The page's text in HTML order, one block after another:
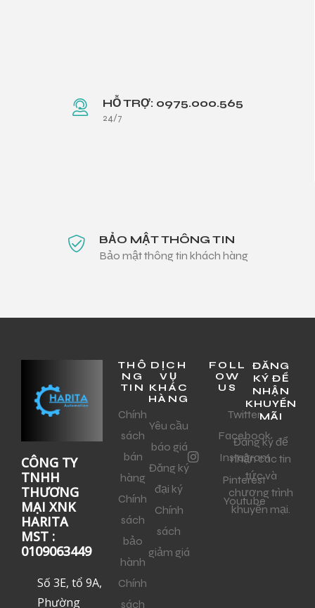
HỖ TRỢ: 0975.000.565
24/7
BẢO MẬT THÔNG TIN
Bảo mật thông tin khách hàng
CÔNG TY
TNHH
THƯƠNG
MẠI XNK
HARITA
MST :
0109063449
Số 3E, tổ 9A,
Phường
THÔ
NG
TIN
Chính
sách
bán
hàng
Chính
sách
bảo
hành
Chính
sách
DỊCH
VỤ
KHÁC
HÀNG
Yêu cầu
báo giá
Đăng ký
đại ký
Chính
sách
giảm giá
FOLL
OW
US
Twitter
Facebook
Instagram
Pinterest
Youtube
ĐĂNG
KÝ ĐỂ
NHẬN
KHUYẾN
MÃI
Đăng ký để
nhận các tin
tức và
chương trình
khuyến mại.